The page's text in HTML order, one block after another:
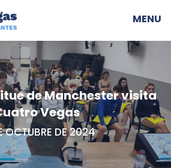
MENU
de Manchester visita
Vegas
OCTUBRE DE 2024